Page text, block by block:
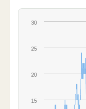
15
20
25
30